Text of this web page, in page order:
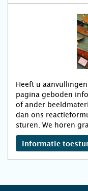
Heeft u
pagina geboden
of ander
dan ons
sturen. We horen
Informatie